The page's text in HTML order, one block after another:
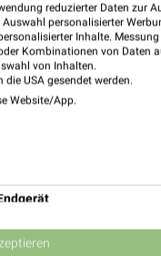
SÜD Prospekt
Talk
reduzierter Daten zur
personalisierter
Inhalte.
Kombinationen von Daten
von Inhalten.
USA gesendet werden.
Website/App.